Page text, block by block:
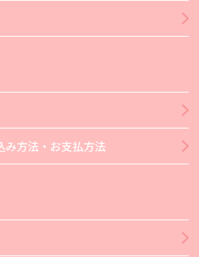
み方法・お支払方法